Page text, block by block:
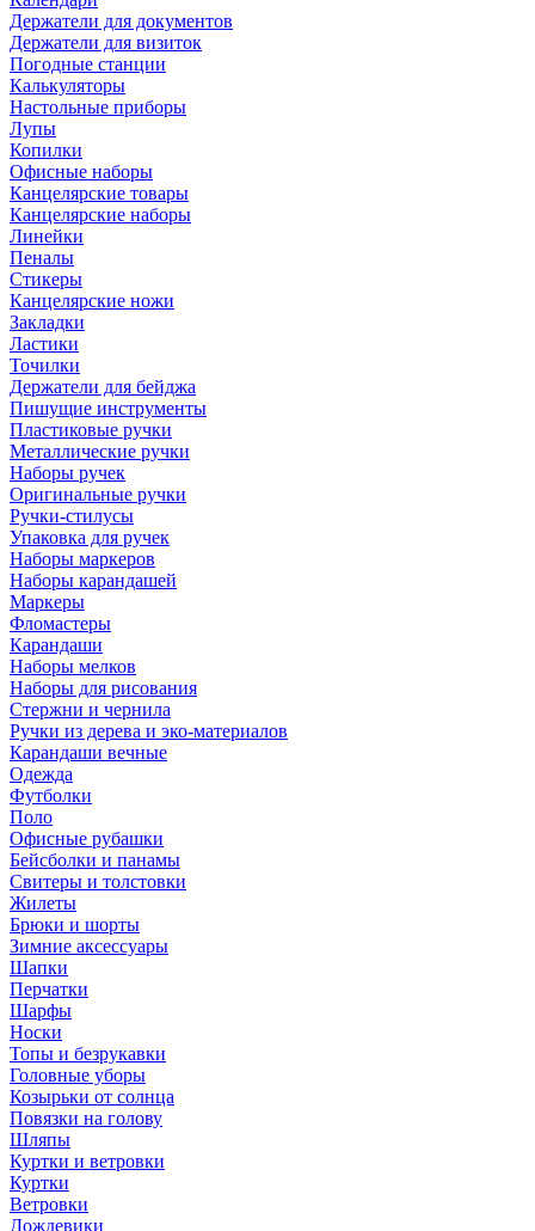
Держатели для документов
Держатели для визиток
Погодные станции
Калькуляторы
Настольные приборы
Лупы
Копилки
Офисные наборы
Канцелярские товары
Канцелярские наборы
Линейки
Пеналы
Стикеры
Канцелярские ножи
Закладки
Ластики
Точилки
Держатели для бейджа
Пишущие инструменты
Пластиковые ручки
Металлические ручки
Наборы ручек
Оригинальные ручки
Ручки-стилусы
Упаковка для ручек
Наборы маркеров
Наборы карандашей
Маркеры
Фломастеры
Карандаши
Наборы мелков
Наборы для рисования
Стержни и чернила
Ручки из дерева и эко-материалов
Карандаши вечные
Одежда
Футболки
Поло
Офисные рубашки
Бейсболки и панамы
Свитеры и толстовки
Жилеты
Брюки и шорты
Зимние аксессуары
Шапки
Перчатки
Шарфы
Носки
Топы и безрукавки
Головные уборы
Козырьки от солнца
Повязки на голову
Шляпы
Куртки и ветровки
Куртки
Ветровки
Дождевики